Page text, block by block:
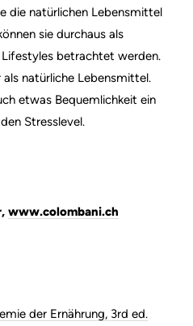
die natürlichen Lebensmittel
sie durchaus als
betrachtet werden.
natürliche Lebensmittel.
etwas Bequemlichkeit ein
Stresslevel.
www.colombani.ch
der Ernährung, 3rd ed.